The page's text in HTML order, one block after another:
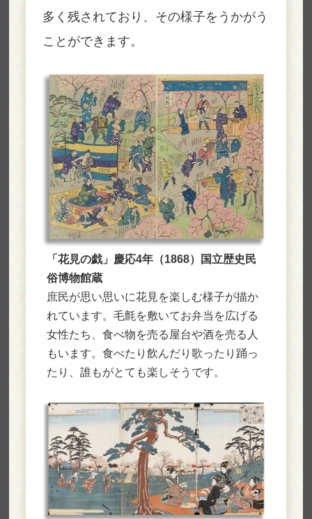
多く残されており、その様子をうかがう
ことができます。
「花見の戯」慶応4年（1868）国立歴史民
俗博物館蔵
庶民が思い思いに花見を楽しむ様子が描か
れています。毛氈を敷いてお弁当を広げる
女性たち、食べ物を売る屋台や酒を売る人
もいます。食べたり飲んだり歌ったり踊っ
たり、誰もがとても楽しそうです。